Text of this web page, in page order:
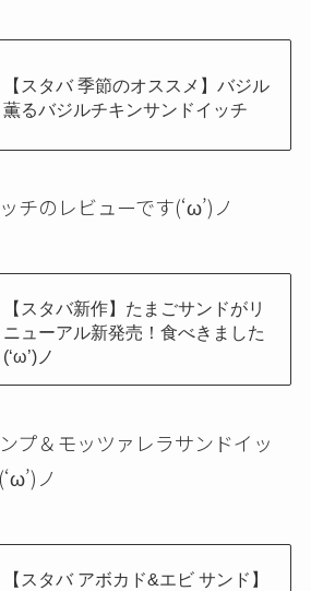
【スタバ 季節のオススメ】バジル
薫るバジルチキンサンドイッチ
チのレビューです(‘ω’)ノ
【スタバ新作】たまごサンドがリ
ニューアル新発売！食べきました
(‘ω’)ノ
プ＆モッツァレラサンドイッ
ノ
【スタバ アボカド&エビ サンド】